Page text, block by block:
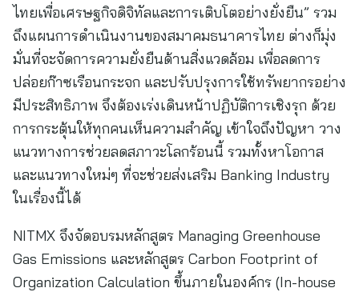
ไทยเพื่อเศรษฐกิจดิจิทัลและการเติบโตอย่างยั่งยืน” รวม
ถึงแผนการดำเนินงานของสมาคมธนาคารไทย ต่างก็มุ่ง
มั่นที่จะจัดการความยั่งยืนด้านสิ่งแวดล้อม เพื่อลดการ
ปล่อยก๊าซเรือนกระจก และปรับปรุงการใช้ทรัพยากรอย่าง
มีประสิทธิภาพ จึงต้องเร่งเดินหน้าปฏิบัติการเชิงรุก ด้วย
การกระตุ้นให้ทุกคนเห็นความสำคัญ เข้าใจถึงปัญหา วาง
แนวทางการช่วยลดสภาวะโลกร้อนนี้ รวมทั้งหาโอกาส
และแนวทางใหม่ๆ ที่จะช่วยส่งเสริม Banking Industry
ในเรื่องนี้ได้
NITMX จึงจัดอบรมหลักสูตร Managing Greenhouse
Gas Emissions และหลักสูตร Carbon Footprint of
Organization Calculation ขึ้นภายในองค์กร (In-house